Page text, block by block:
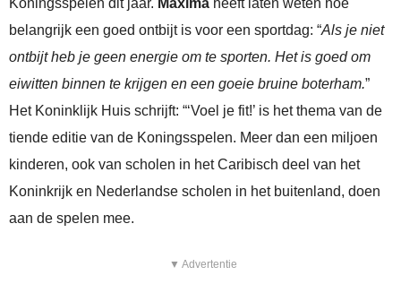
Koningsspelen dit jaar. Maxima heeft laten weten hoe
belangrijk een goed ontbijt is voor een sportdag: “Als je niet
ontbijt heb je geen energie om te sporten. Het is goed om
eiwitten binnen te krijgen en een goeie bruine boterham.”
Het Koninklijk Huis schrijft: “‘Voel je fit!’ is het thema van de
tiende editie van de Koningsspelen. Meer dan een miljoen
kinderen, ook van scholen in het Caribisch deel van het
Koninkrijk en Nederlandse scholen in het buitenland, doen
aan de spelen mee.
▼ Advertentie